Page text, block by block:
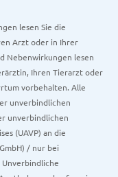
lesen Sie die
Arzt oder in Ihrer
Nebenwirkungen lesen
Ihren Tierarzt oder
vorbehalten. Alle
unverbindlichen
unverbindlichen
(UAVP) an die
/ nur bei